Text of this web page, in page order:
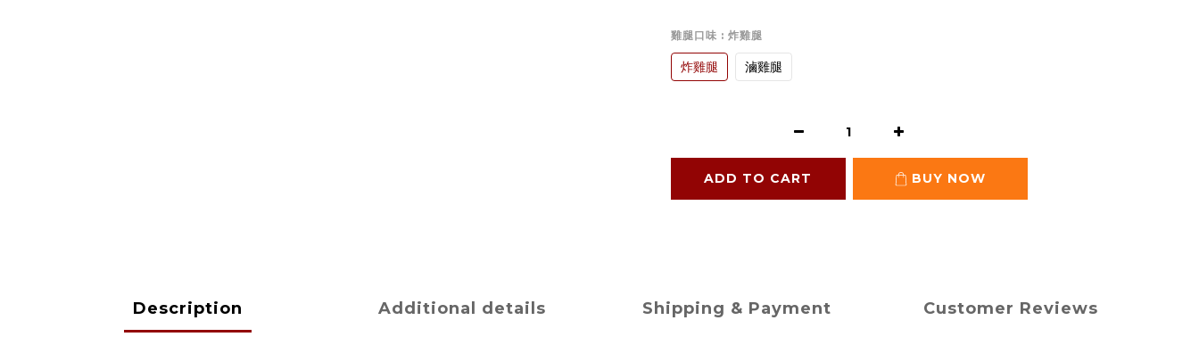
雞腿口味 : 炸雞腿
炸雞腿 滷雞腿
ADD TO CART BUY NOW
Description Additional details Shipping & Payment Customer Reviews